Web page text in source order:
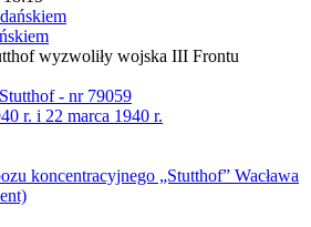
wyzwoliły wojska III Frontu
- nr 79059
r. i 22 marca 1940 r.
koncentracyjnego „Stutthof” Wacława